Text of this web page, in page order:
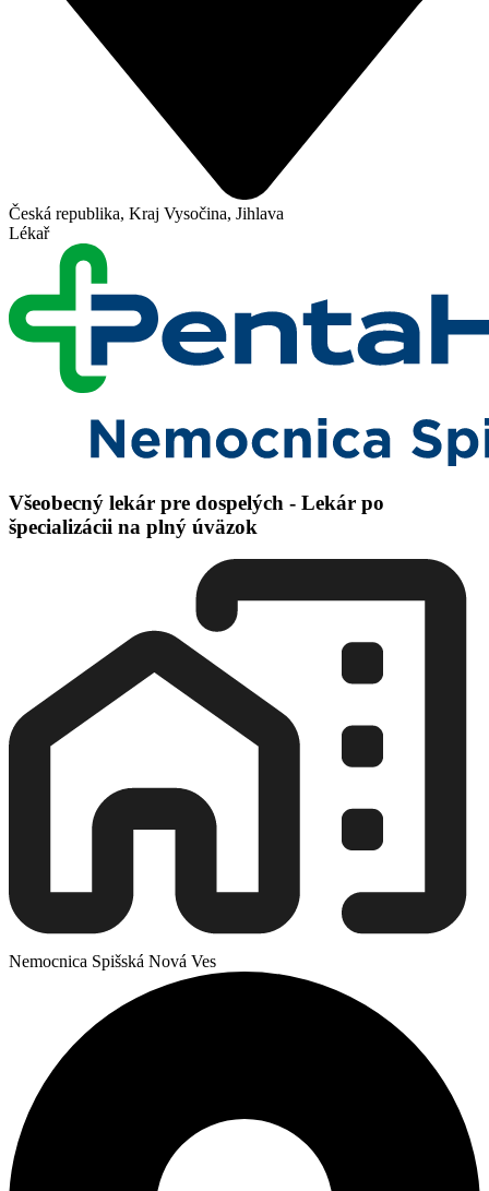
Česká republika, Kraj Vysočina, Jihlava
Lékař
Všeobecný lekár pre dospelých - Lekár po
špecializácii na plný úväzok
Nemocnica Spišská Nová Ves